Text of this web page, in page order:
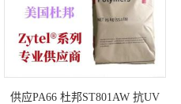
供应PA66 杜邦ST801AW 抗UV